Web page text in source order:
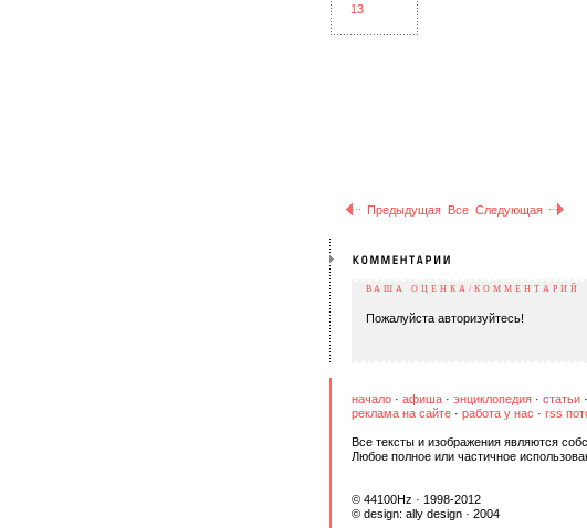
Предыдущая Все Следующая
ВАША ОЦЕНКА/КОММЕНТАРИЙ
Пожалуйста авторизуйтесь!
начало · афиша · энциклопедия · статьи ·
реклама на сайте · работа у нас · rss
Все тексты и изображения являются
Любое полное или частичное
© 44100Hz · 1998-2012
© design: ally design · 2004